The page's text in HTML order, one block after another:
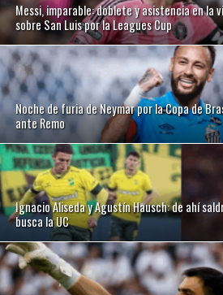
Messi, imparable: doblete y asistencia en la
sobre San Luis por la Leagues Cup
Noche de furia de Neymar por la Copa de
ante Remo
Ignacio Aliseda y Agustín Hausch: de ahí
busca la UC